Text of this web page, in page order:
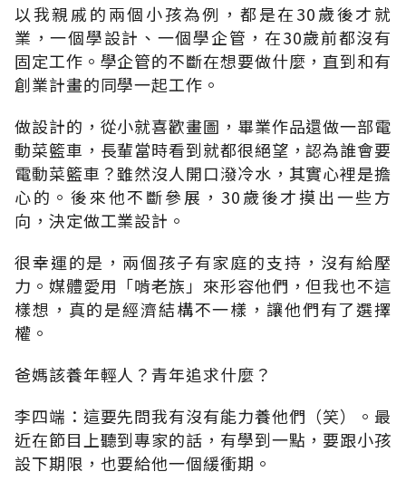
以我親戚的兩個小孩為例，都是在30歲後才就
業，一個學設計、一個學企管，在30歲前都沒有
固定工作。學企管的不斷在想要做什麼，直到和有
創業計畫的同學一起工作。
做設計的，從小就喜歡畫圖，畢業作品還做一部電
動菜籃車，長輩當時看到就都很絕望，認為誰會要
電動菜籃車？雖然沒人開口潑冷水，其實心裡是擔
心的。後來他不斷參展，30歲後才摸出一些方
向，決定做工業設計。
很幸運的是，兩個孩子有家庭的支持，沒有給壓
力。媒體愛用「啃老族」來形容他們，但我也不這
樣想，真的是經濟結構不一樣，讓他們有了選擇
權。
爸媽該養年輕人？青年追求什麼？
李四端：這要先問我有沒有能力養他們（笑）。最
近在節目上聽到專家的話，有學到一點，要跟小孩
設下期限，也要給他一個緩衝期。